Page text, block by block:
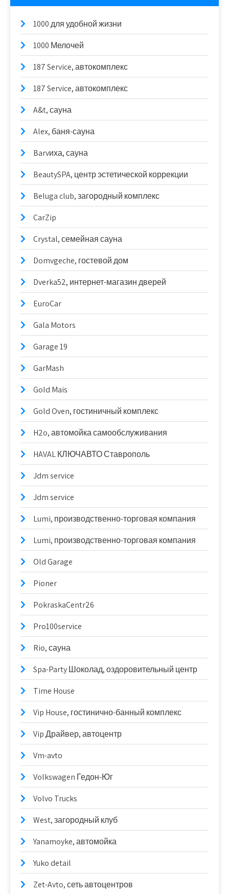
1000 для удобной жизни
1000 Мелочей
187 Service, автокомплекс
187 Service, автокомплекс
A&t, сауна
Alex, баня-сауна
Barvиха, сауна
BeautySPA, центр эстетической коррекции
Beluga club, загородный комплекс
CarZip
Crystal, семейная сауна
Domvgeche, гостевой дом
Dverka52, интернет-магазин дверей
EuroCar
Gala Motors
Garage 19
GarMash
Gold Mais
Gold Oven, гостиничный комплекс
H2o, автомойка самообслуживания
HAVAL КЛЮЧАВТО Ставрополь
Jdm service
Jdm service
Lumi, производственно-торговая компания
Lumi, производственно-торговая компания
Old Garage
Pioner
PokraskaCentr26
Pro100service
Rio, сауна
Spa-Party Шоколад, оздоровительный центр
Time House
Vip House, гостинично-банный комплекс
Vip Драйвер, автоцентр
Vm-avto
Volkswagen Гедон-Юг
Volvo Trucks
West, загородный клуб
Yanamoyke, автомойка
Yuko detail
Zet-Avto, сеть автоцентров